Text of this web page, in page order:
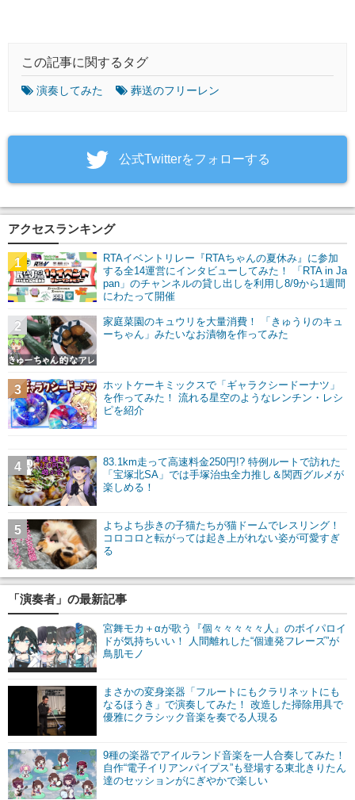
この記事に関するタグ
演奏してみた 葬送のフリーレン
‎公式Twitterをフォローする
アクセスランキング
RTAイベントリレー『RTAちゃんの夏休み』に参加
する全14運営にインタビューしてみた！ 「RTA in Ja
pan」のチャンネルの貸し出しを利用し8/9から1週間
にわたって開催
1
家庭菜園のキュウリを大量消費！ 「きゅうりのキュ
ーちゃん」みたいなお漬物を作ってみた
2
ホットケーキミックスで「ギャラクシードーナツ」
を作ってみた！ 流れる星空のようなレンチン・レシ
ピを紹介
3
83.1km走って高速料金250円!? 特例ルートで訪れた
「宝塚北SA」では手塚治虫全力推し＆関西グルメが
楽しめる！
4
よちよち歩きの子猫たちが猫ドームでレスリング！
コロコロと転がっては起き上がれない姿が可愛すぎ
る
5
「演奏者」の最新記事
宮舞モカ＋αが歌う『個々々々々々人』のボイパロイ
ドが気持ちいい！ 人間離れした“個連発フレーズ”が
鳥肌モノ
まさかの変身楽器「フルートにもクラリネットにも
なるほうき」で演奏してみた！ 改造した掃除用具で
優雅にクラシック音楽を奏でる人現る
9種の楽器でアイルランド音楽を一人合奏してみた！
自作“電子イリアンパイプス”も登場する東北きりたん
達のセッションがにぎやかで楽しい